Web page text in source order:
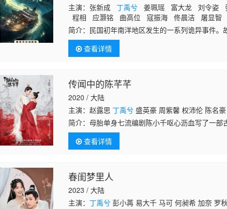
主演：张新成丁禹兮 姜珮瑶 富大龙 刘令姿
程相 应灏铭 曲高位 寇振海 佟晨洁 屠显智
简介： 民国初年南洋地区发生的一系列诡异事件
角，他们调查一起神秘案件，发现案件背后隐藏着
张海盐和张海虾经历
查看详情
传闻中的陈芊芊
2020 / 大陆
主演：赵露思丁禹兮 盛英豪 周紫馨 权沛伦 陈名豪
简介：母胎单身七流编剧陈小千呕心沥血写了一
本感情戏质疑过多而崩盘。愤懑难平发誓要证明自
尊贵但恶评满满的三
查看详情
春闺梦里人
2023 / 大陆
主演：丁禹兮 彭小苒 易大千 马可 何昶希 加奈 罗